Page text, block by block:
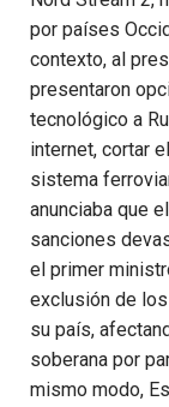
por países
contexto, al
presentaron
tecnológico a
internet, cortar
sistema
anunciaba que
sanciones
el primer
exclusión de
su país,
soberana por
mismo modo,